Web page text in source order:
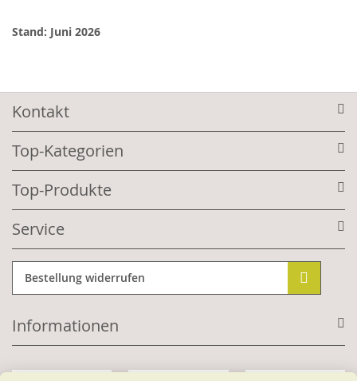
Stand: Juni 2026
Kontakt
Top-Kategorien
Top-Produkte
Service
Bestellung widerrufen
Informationen